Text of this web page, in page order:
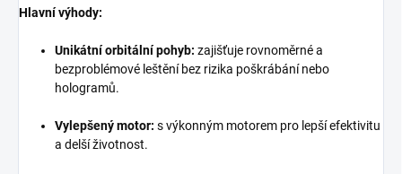
Hlavní výhody:
Unikátní orbitální pohyb: zajišťuje rovnoměrné a
bezproblémové leštění bez rizika poškrábání nebo
hologramů.
Vylepšený motor: s výkonným motorem pro lepší efektivitu
a delší životnost.